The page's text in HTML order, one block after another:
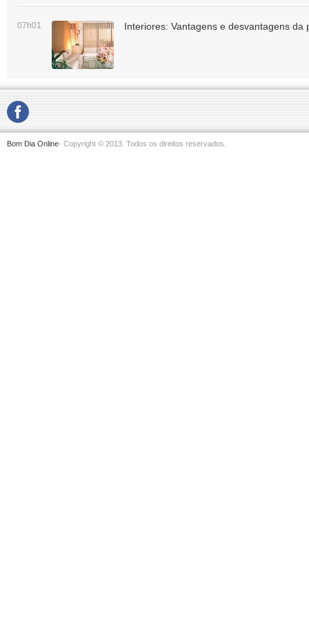
07h01 Interiores: Vantagens e desvantagens da
Bom Dia Online- Copyright © 2013. Todos os direitos reservados.